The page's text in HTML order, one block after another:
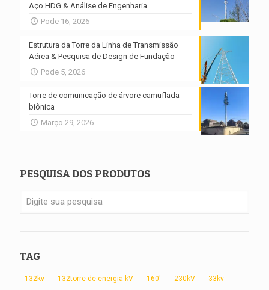
Aço HDG & Análise de Engenharia
Pode 16, 2026
Estrutura da Torre da Linha de Transmissão
Aérea & Pesquisa de Design de Fundação
Pode 5, 2026
Torre de comunicação de árvore camuflada
biônica
Março 29, 2026
PESQUISA DOS PRODUTOS
TAG
132kv 132torre de energia kV 160' 230kV 33kv